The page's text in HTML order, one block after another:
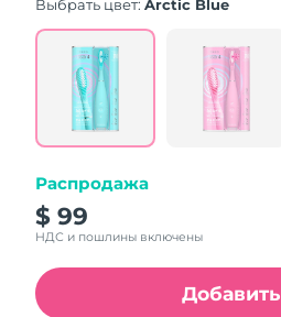
Read
Reviews.
Same
page
Выбрать цвет:Arctic Blue
Распродажа
$ 99
НДС и пошлины включены
Добавить